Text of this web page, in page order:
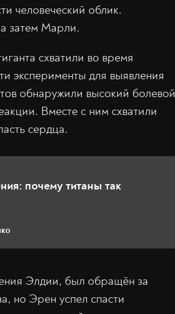
человеческий облик.
затем Марли.
схватили во время
эксперименты для выявления
обнаружили высокий болевой
Вместе с ним схватили
сердца.
почему титаны так
Элдии, был обращён за
но Эрен успел спасти